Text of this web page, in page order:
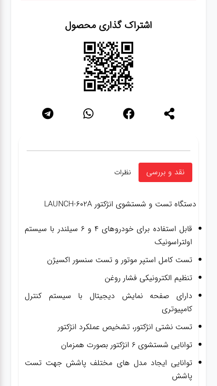
اشتراک گذاری محصول
نقد و بررسی نظرات
دستگاه تست و شستشوی انژکتور LAUNCH-602A
قابل استفاده برای خودروهای ۴ و ۶ سیلندر با سیستم
اولتراسونیک
تست کامل استپر موتور و تست سنسور اکسیژن
تنظیم الکترونیکی فشار روغن
دارای صفحه نمایش دیجیتال با سیستم کنترل
کامپیوتری
تست نشتی انژکتور، تشخیص عملکرد انژکتور
توانایی شستشوی ۶ انژکتور بصورت همزمان
توانایی ایجاد مدل های مختلف پاشش جهت تست
پاشش